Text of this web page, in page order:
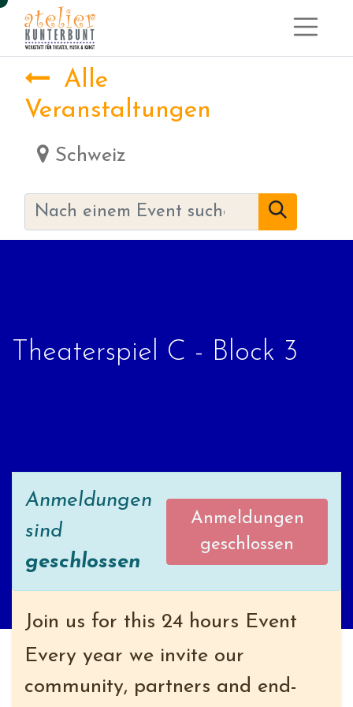
Alle
Veranstaltungen
Schweiz
Theaterspiel C - Block 3
Anmeldungen
sind
geschlossen
Anmeldungen
geschlossen
Join us for this 24 hours Event
Every year we invite our
community, partners and end-